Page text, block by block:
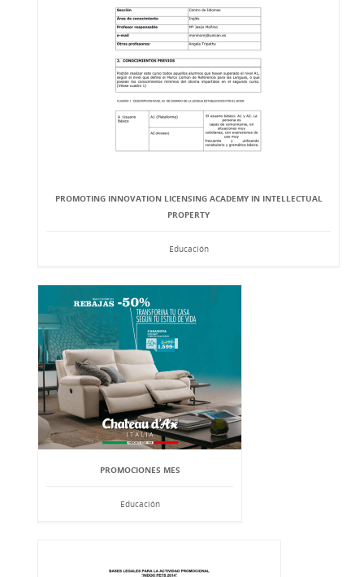
PROMOTING INNOVATION LICENSING ACADEMY IN INTELLECTUAL
PROPERTY
Educación
PROMOCIONES MES
Educación